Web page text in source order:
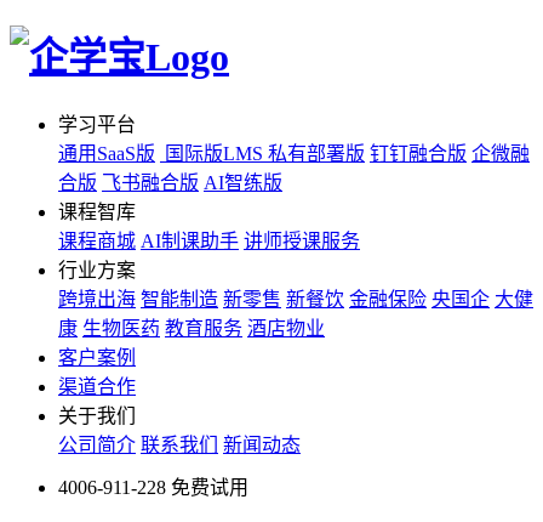
学习平台
通用SaaS版
国际版LMS 私有部署版 钉钉融合版 企微融
合版 飞书融合版 AI智练版
课程智库
课程商城 AI制课助手 讲师授课服务
行业方案
跨境出海 智能制造 新零售 新餐饮 金融保险 央国企 大健
康 生物医药 教育服务 酒店物业
客户案例
渠道合作
关于我们
公司简介 联系我们 新闻动态
4006-911-228 免费试用